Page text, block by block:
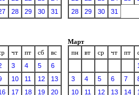
28 29 30 31
28
29 30 31
чт пт сб
вс
3 4 5
6
10 11 12
13
17 18 19
20
Март
пн
вт ср чт пт
3
4 5 6 7
10
11 12 13 14